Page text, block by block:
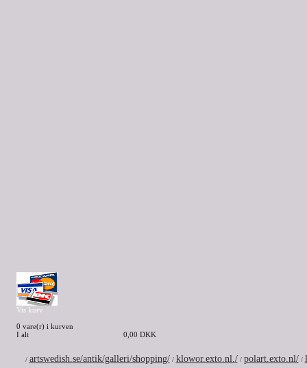
Vis kurv
0 vare(r) i kurven
I alt
0,00 DKK
/ artswedish.se/antik/galleri/shopping/ / klowor.exto.nl./ / polart.exto.nl/ /